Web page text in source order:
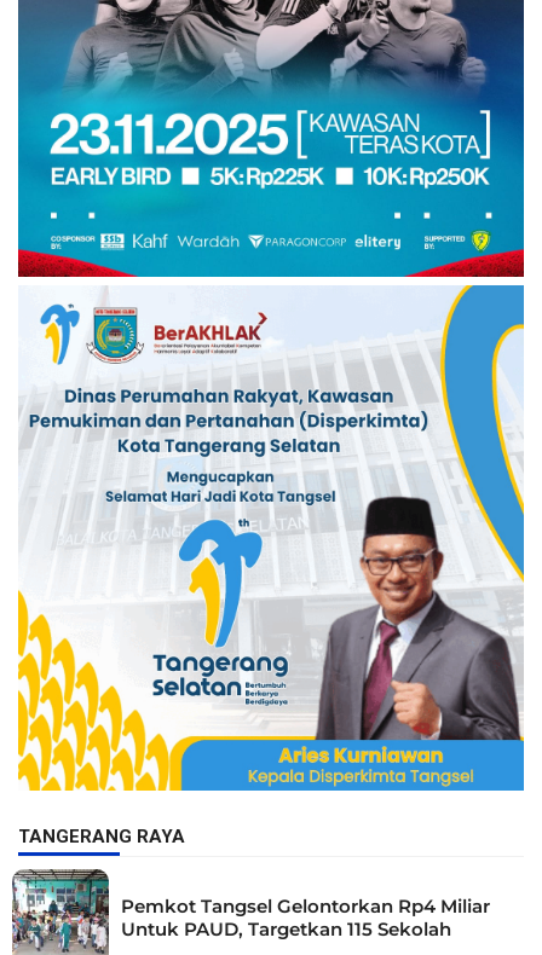
TANGERANG RAYA
Pemkot Tangsel Gelontorkan Rp4 Miliar
Untuk PAUD, Targetkan 115 Sekolah